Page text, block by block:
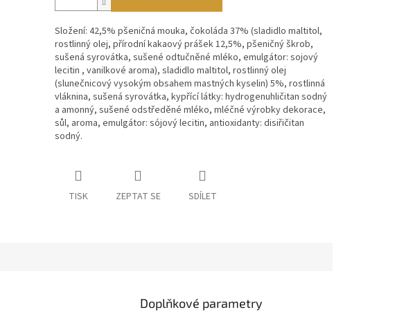
Složení: 42,5% pšeničná mouka, čokoláda 37% (sladidlo maltitol,
rostlinný olej, přírodní kakaový prášek 12,5%, pšeničný škrob,
sušená syrovátka, sušené odtučněné mléko, emulgátor: sojový
lecitin , vanilkové aroma), sladidlo maltitol, rostlinný olej
(slunečnicový vysokým obsahem mastných kyselin) 5%, rostlinná
vláknina, sušená syrovátka, kypřící látky: hydrogenuhličitan sodný
a amonný, sušené odstředěné mléko, mléčné výrobky dekorace,
sůl, aroma, emulgátor: sójový lecitin, antioxidanty: disiřičitan
sodný.
TISK ZEPTAT SE SDÍLET
Doplňkové parametry